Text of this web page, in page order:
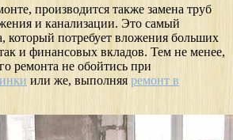
производится также замена труб
и канализации. Это самый
который потребует вложения больших
и финансовых вкладов. Тем не менее,
ремонта не обойтись при
или же, выполняя ремонт в